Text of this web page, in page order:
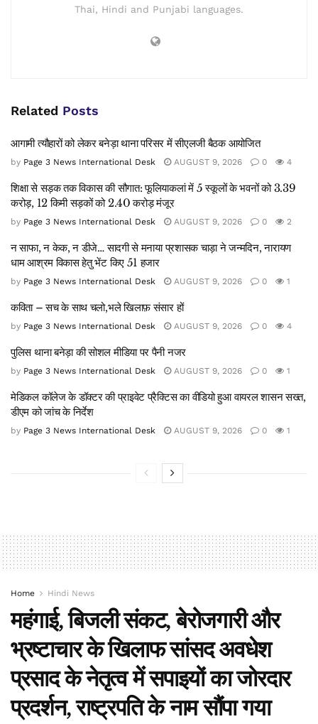
Thai, Hindi and Punjabi languages.
Related Posts
आगामी त्यौहारों को लेकर बनेड़ा थाना परिसर में सीएलजी बैठक आयोजित
by Page 3 News International Desk AUGUST 9, 2026 0 4
शिक्षा से सड़क तक विकास की सौगात: फूलियाकलां में 5 स्कूलों के भवनों को 3.39
करोड़, 12 किमी सड़कों को 2.40 करोड़ मंजूर
by Page 3 News International Desk AUGUST 9, 2026 0 2
न साफा, न केक, न डीजे… सादगी से मनाया प्रशासक चाड़ा ने जन्मदिन, नारायण
धाम आश्रम विकास हेतु भेंट किए 51 हजार
by Page 3 News International Desk AUGUST 9, 2026 0 1
कविता – सच के साथ चलो,भले खिलाफ़ संसार हों
by Page 3 News International Desk AUGUST 9, 2026 0 4
पुलिस थाना बनेड़ा की सोशल मीडिया पर पैनी नजर
by Page 3 News International Desk AUGUST 9, 2026 0 1
मेडिकल कॉलेज के डॉक्टर की प्राइवेट प्रैक्टिस का वीडियो हुआ वायरल शासन सख्त,
डीएम को जांच के निर्देश
by Page 3 News International Desk AUGUST 9, 2026 0 1
Home Hindi News
महंगाई, बिजली संकट, बेरोजगारी और
भ्रष्टाचार के खिलाफ सांसद अवधेश
प्रसाद के नेतृत्व में सपाइयों का जोरदार
प्रदर्शन, राष्ट्रपति के नाम सौंपा गया